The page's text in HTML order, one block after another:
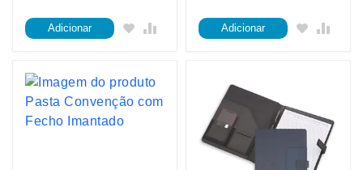
Adicionar Adicionar